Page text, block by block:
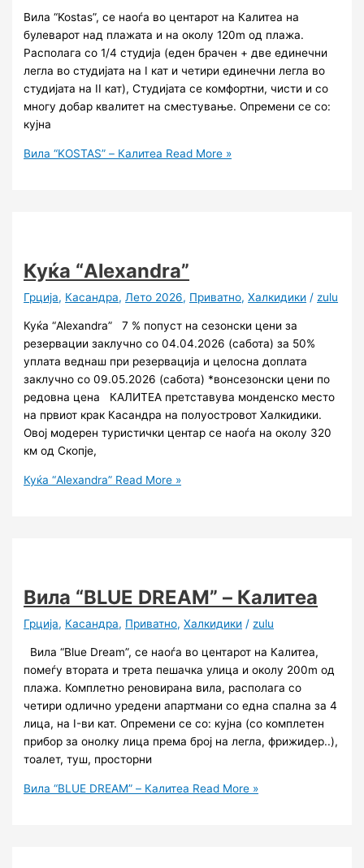
Вила “Kostas”, се наоѓа во центарот на Калитеа на
булеварот над плажата и на околу 120m од плажа.
Располага со 1/4 студија (еден брачен + две единечни
легла во студијата на I кат и четири единечни легла во
студијата на II кат), Студијата се комфортни, чисти и со
многу добар квалитет на сместување. Опремени се со:
кујна
Вила “KOSTAS” – Калитеа Read More »
Куќа “Alexandra”
Грција, Касандра,Лето 2026, Приватно,Халкидики /zulu
Куќа “Alexandra” 7 % попуст на сезонски цени за
резервации заклучно со 04.04.2026 (сабота) за 50%
уплата веднаш при резервација и целосна доплата
заклучно со 09.05.2026 (сабота) *вонсезонски цени по
редовна цена КАЛИТЕА претставува монденско место
на првиот крак Касандра на полуостровот Халкидики.
Овој модерен туристички центар се наоѓа на околу 320
км од Скопје,
Куќа “Alexandra” Read More »
Вила “BLUE DREAM” – Калитеа
Грција, Касандра, Приватно,Халкидики /zulu
Вила “Blue Dream”, се наоѓа во центарот на Калитеа,
помеѓу втората и трета пешачка улица и околу 200m од
плажа. Комплетно реновирана вила, располага со
четири одлично уредени апартмани со една спална за 4
лица, на I-ви кат. Опремени се со: кујна (со комплетен
прибор за онолку лица према број на легла, фрижидер..),
тоалет, туш, просторни
Вила “BLUE DREAM” – Калитеа Read More »